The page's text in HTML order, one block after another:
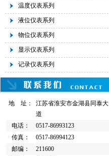
温度仪表系列
液位仪表系列
物位仪表系列
显示仪表系列
记录仪表系列
地 址：
江苏省淮安市金湖县同泰大
道
电话：
0517-86993123
传真：
0517-86994123
邮编：
211600